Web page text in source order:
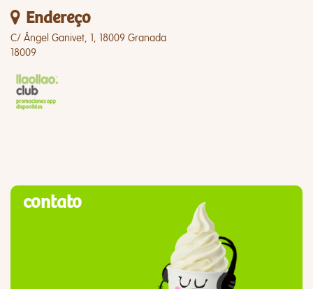
Endereço
C/ Ángel Ganivet, 1, 18009 Granada
18009
contato